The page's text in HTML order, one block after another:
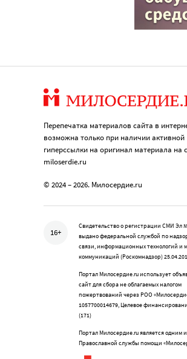
Перепечатка материалов сайта в
возможна только при наличии активной
гиперссылки на оригинал материала на
miloserdie.ru
© 2024 – 2026. Милосердие.ru
16+
Свидетельство о регистрации СМИ Эл
выдано федеральной службой по
связи, информационных технологий и
коммуникаций (Роскомнадзор)
Портал Милосердие.ru использует
сайт для сбора не облагаемых налогом
пожертвований через РОО
1057700014679, Целевое
(171)
Портал Милосердие.ru является одним
Православной службы помощи